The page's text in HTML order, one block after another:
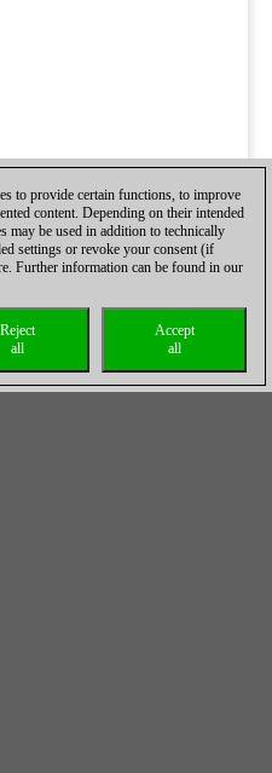
to provide certain functions, to improve
content. Depending on their intended
may be used in addition to technically
settings or revoke your consent (if
Further information can be found in our
Accept
all
Reject
all